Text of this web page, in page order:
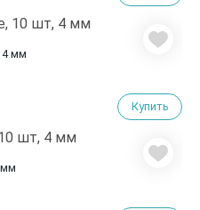
4 мм
Купить